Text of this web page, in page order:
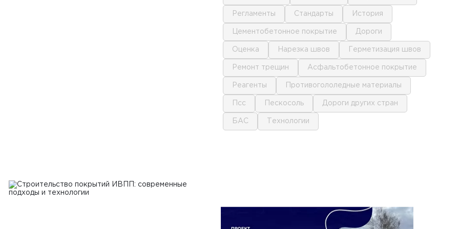
регламенты стандарты история
цементобетонное покрытие дороги
оценка нарезка швов герметизация швов
ремонт трещин асфальтобетонное покрытие
реагенты противогололедные материалы
псс пескосоль дороги других стран
БАС технологии